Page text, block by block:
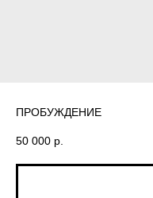
ПРОБУЖДЕНИЕ
50 000 р.